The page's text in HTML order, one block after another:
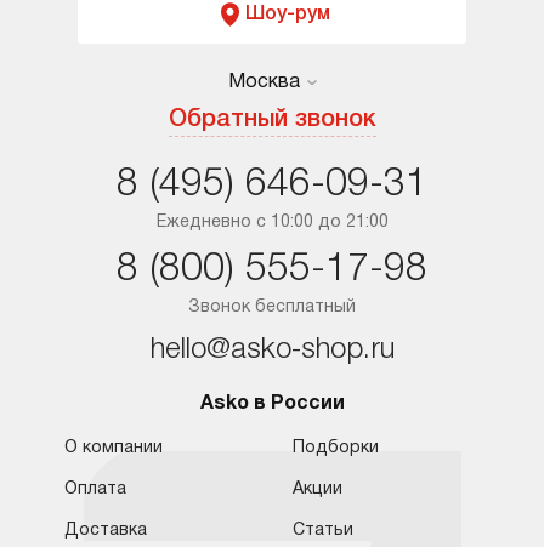
Шоу-рум
Москва
Обратный звонок
Москва
Ростов-на-Дону
Ежедневно с 10:00 до 21:00
8 (495) 646-09-31
Звонок бесплатный
8 (800) 555-17-98
hello@asko-shop.ru
Asko в России
О компании
Оплата
Доставка
Подборки
Акции
Статьи